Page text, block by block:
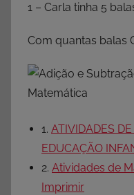
1 – Carla tinha 5
Com quantas balas
1. ATIVIDADES
EDUCAÇÃO
2. Atividades de
Imprimir